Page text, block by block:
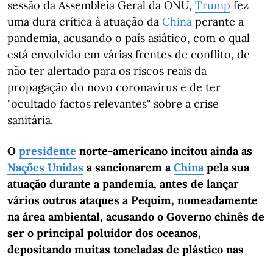
sessão da Assembleia Geral da ONU, Trump fez
uma dura crítica à atuação da China perante a
pandemia, acusando o país asiático, com o qual
está envolvido em várias frentes de conflito, de
não ter alertado para os riscos reais da
propagação do novo coronavírus e de ter
"ocultado factos relevantes" sobre a crise
sanitária.
O presidente norte-americano incitou ainda as
Nações Unidas a sancionarem aChinapela sua
atuação durante a pandemia, antes de lançar
vários outros ataques a Pequim, nomeadamente
na área ambiental, acusando o Governo chinês de
ser o principal poluidor dos oceanos,
depositando muitas toneladas de plástico nas